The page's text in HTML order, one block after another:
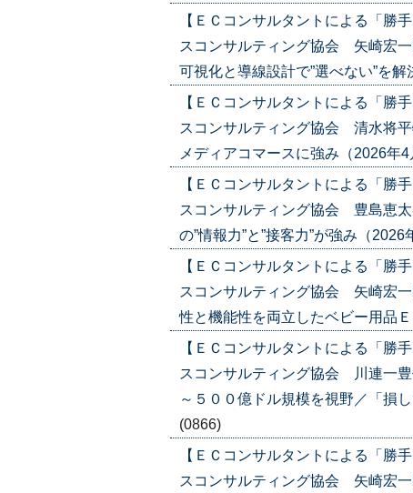
【ＥＣコンサルタントによる「
スコンサルティング協会 矢崎宏
可視化と導線設計で”選べない”を
【ＥＣコンサルタントによる「
スコンサルティング協会 清水将
メディアコマースに強み（2026年
【ＥＣコンサルタントによる「
スコンサルティング協会 豊島恵
の”情報力”と”接客力”が強み（
【ＥＣコンサルタントによる「
スコンサルティング協会 矢崎宏
性と機能性を両立したベビー用品
【ＥＣコンサルタントによる「
スコンサルティング協会 川連一
～５００億ドル規模を視野／「損
(0866)
【ＥＣコンサルタントによる「
スコンサルティング協会 矢崎宏